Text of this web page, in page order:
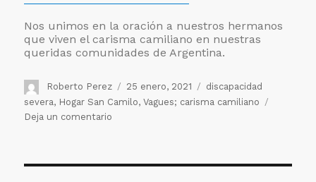
Nos unimos en la oración a nuestros hermanos
que viven el carisma camiliano en nuestras
queridas comunidades de Argentina.
Autor
Roberto Perez
Publicado
el
25 enero, 2021 Etiquetas
discapacidad
severa, Hogar San Camilo,Vagues; carisma camiliano
Deja un comentario